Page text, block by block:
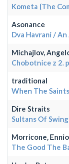
Kometa (The
Asonance
Dva Havrani /
Michajlov,
Chobotnice z 2.
traditional
When The
Dire Straits
Sultans Of Swing
Morricone, Ennio
The Good The